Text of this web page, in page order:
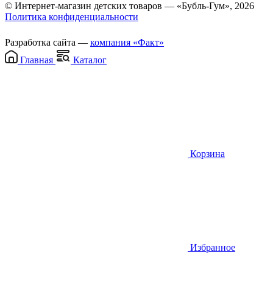
© Интернет-магазин детских товаров — «Бубль-Гум», 2026
Политика конфиденциальности
Разработка сайта — компания «Факт»
Главная
Каталог
Корзина
Избранное